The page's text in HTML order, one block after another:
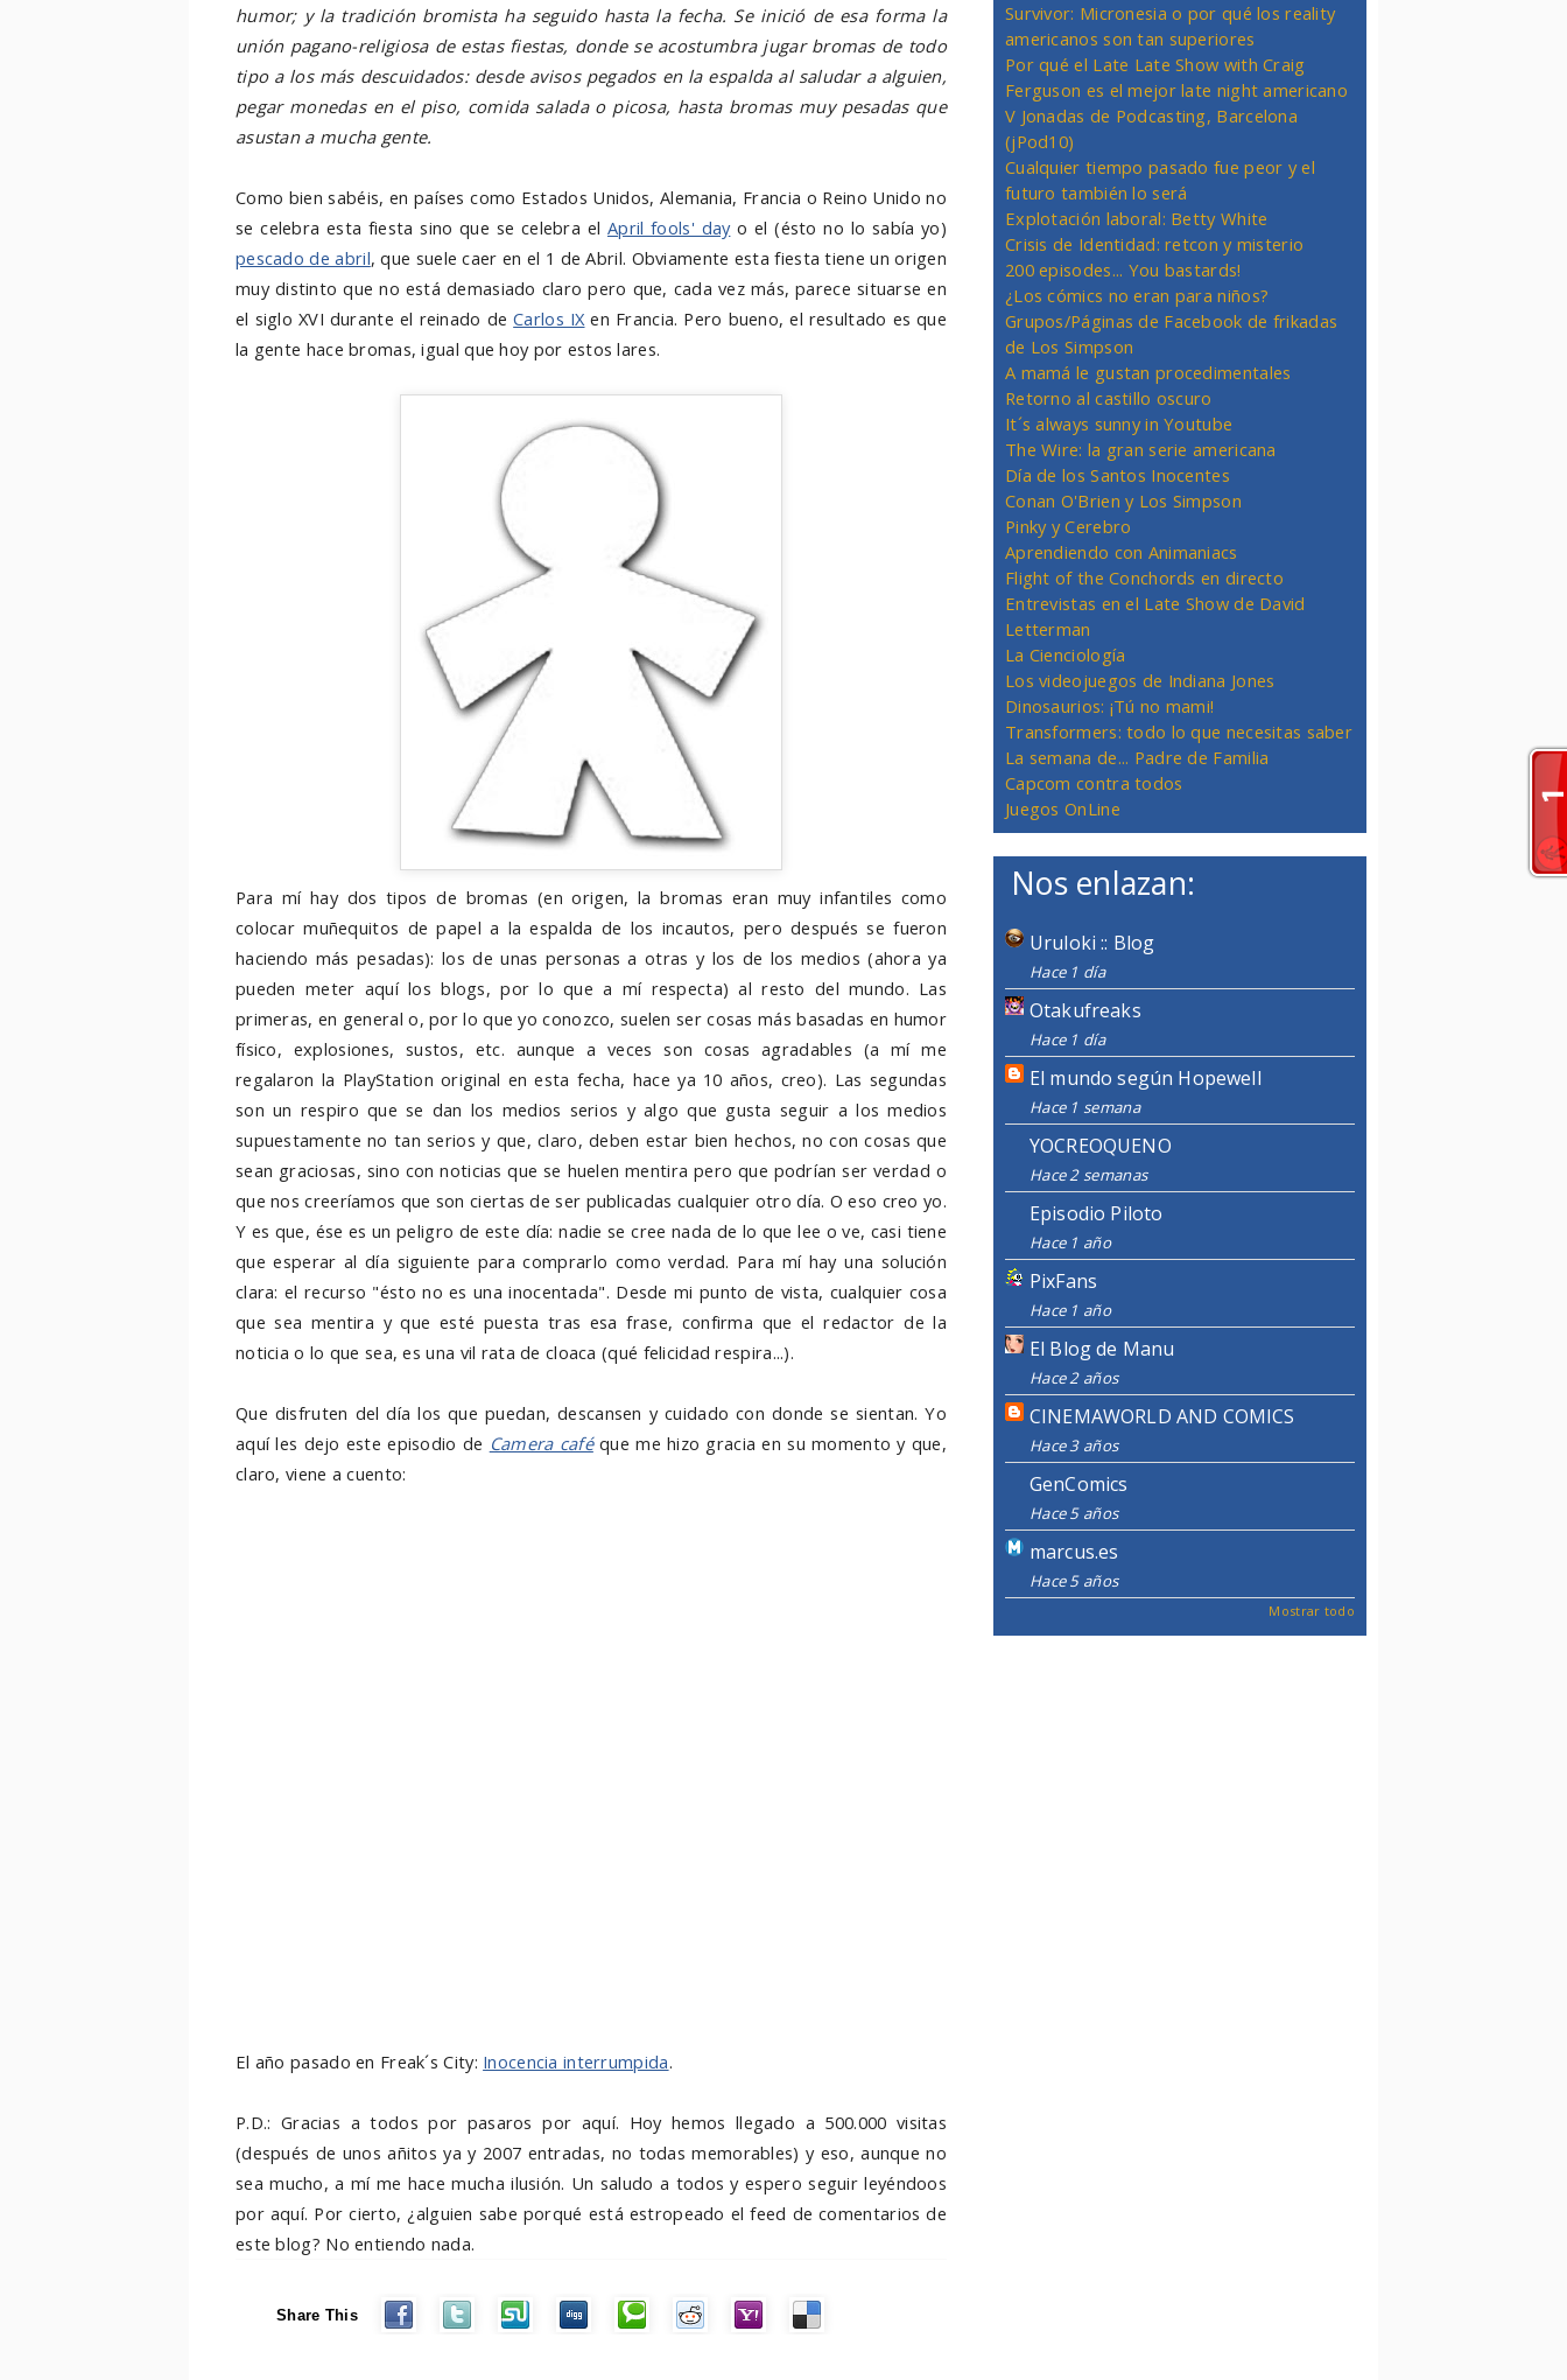
humor; y la tradición bromista ha seguido hasta la fecha. Se inició de esa forma la
unión pagano-religiosa de estas fiestas, donde se acostumbra jugar bromas de todo
tipo a los más descuidados: desde avisos pegados en la espalda al saludar a alguien,
pegar monedas en el piso, comida salada o picosa, hasta bromas muy pesadas que
asustan a mucha gente.
Como bien sabéis, en países como Estados Unidos, Alemania, Francia o Reino Unido no
se celebra esta fiesta sino que se celebra el April fools' dayo el (ésto no lo sabía yo)
pescado de abril, que suele caer en el 1 de Abril. Obviamente esta fiesta tiene un origen
muy distinto que no está demasiado claro pero que, cada vez más, parece situarse en
el siglo XVI durante el reinado deCarlos IXen Francia. Pero bueno, el resultado es que
la gente hace bromas, igual que hoy por estos lares.
Para mí hay dos tipos de bromas (en origen, la bromas eran muy infantiles como
colocar muñequitos de papel a la espalda de los incautos, pero después se fueron
haciendo más pesadas): los de unas personas a otras y los de los medios (ahora ya
pueden meter aquí los blogs, por lo que a mí respecta) al resto del mundo. Las
primeras, en general o, por lo que yo conozco, suelen ser cosas más basadas en humor
físico, explosiones, sustos, etc. aunque a veces son cosas agradables (a mí me
regalaron la PlayStation original en esta fecha, hace ya 10 años, creo). Las segundas
son un respiro que se dan los medios serios y algo que gusta seguir a los medios
supuestamente no tan serios y que, claro, deben estar bien hechos, no con cosas que
sean graciosas, sino con noticias que se huelen mentira pero que podrían ser verdad o
que nos creeríamos que son ciertas de ser publicadas cualquier otro día. O eso creo yo.
Y es que, ése es un peligro de este día: nadie se cree nada de lo que lee o ve, casi tiene
que esperar al día siguiente para comprarlo como verdad. Para mí hay una solución
clara: el recurso "ésto no es una inocentada". Desde mi punto de vista, cualquier cosa
que sea mentira y que esté puesta tras esa frase, confirma que el redactor de la
noticia o lo que sea, es una vil rata de cloaca (qué felicidad respira...).
Que disfruten del día los que puedan, descansen y cuidado con donde se sientan. Yo
aquí les dejo este episodio de Camera caféque me hizo gracia en su momento y que,
claro, viene a cuento:
El año pasado en Freak´s City: Inocencia interrumpida.
P.D.: Gracias a todos por pasaros por aquí. Hoy hemos llegado a 500.000 visitas
(después de unos añitos ya y 2007 entradas, no todas memorables) y eso, aunque no
sea mucho, a mí me hace mucha ilusión. Un saludo a todos y espero seguir leyéndoos
por aquí. Por cierto, ¿alguien sabe porqué está estropeado el feed de comentarios de
este blog? No entiendo nada.
Share This
Survivor: Micronesia o por qué los reality
americanos son tan superiores
Por qué el Late Late Show with Craig
Ferguson es el mejor late night americano
V Jonadas de Podcasting, Barcelona
(jPod10)
Cualquier tiempo pasado fue peor y el
futuro también lo será
Explotación laboral: Betty White
Crisis de Identidad: retcon y misterio
200 episodes... You bastards!
¿Los cómics no eran para niños?
Grupos/Páginas de Facebook de frikadas
de Los Simpson
A mamá le gustan procedimentales
Retorno al castillo oscuro
It´s always sunny in Youtube
The Wire: la gran serie americana
Día de los Santos Inocentes
Conan O'Brien y Los Simpson
Pinky y Cerebro
Aprendiendo con Animaniacs
Flight of the Conchords en directo
Entrevistas en el Late Show de David
Letterman
La Cienciología
Los videojuegos de Indiana Jones
Dinosaurios: ¡Tú no mami!
Transformers: todo lo que necesitas saber
La semana de... Padre de Familia
Capcom contra todos
Juegos OnLine
Nos enlazan:
Uruloki :: Blog
Hace 1 día
Otakufreaks
Hace 1 día
El mundo según Hopewell
Hace 1 semana
YOCREOQUENO
Hace 2 semanas
Episodio Piloto
Hace 1 año
PixFans
Hace 1 año
El Blog de Manu
Hace 2 años
CINEMAWORLD AND COMICS
Hace 3 años
GenComics
Hace 5 años
marcus.es
Hace 5 años
Mostrar todo